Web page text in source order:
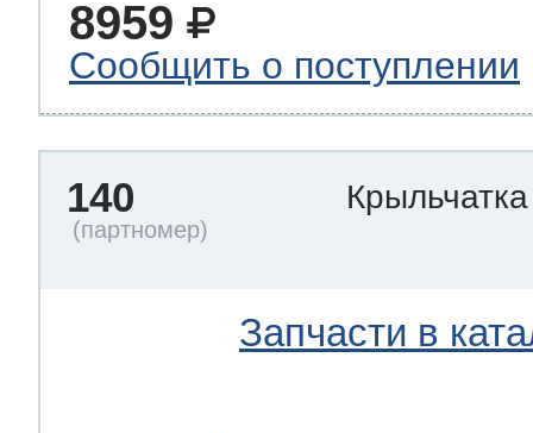
8959
Сообщить о поступлении
140
Запчасти в